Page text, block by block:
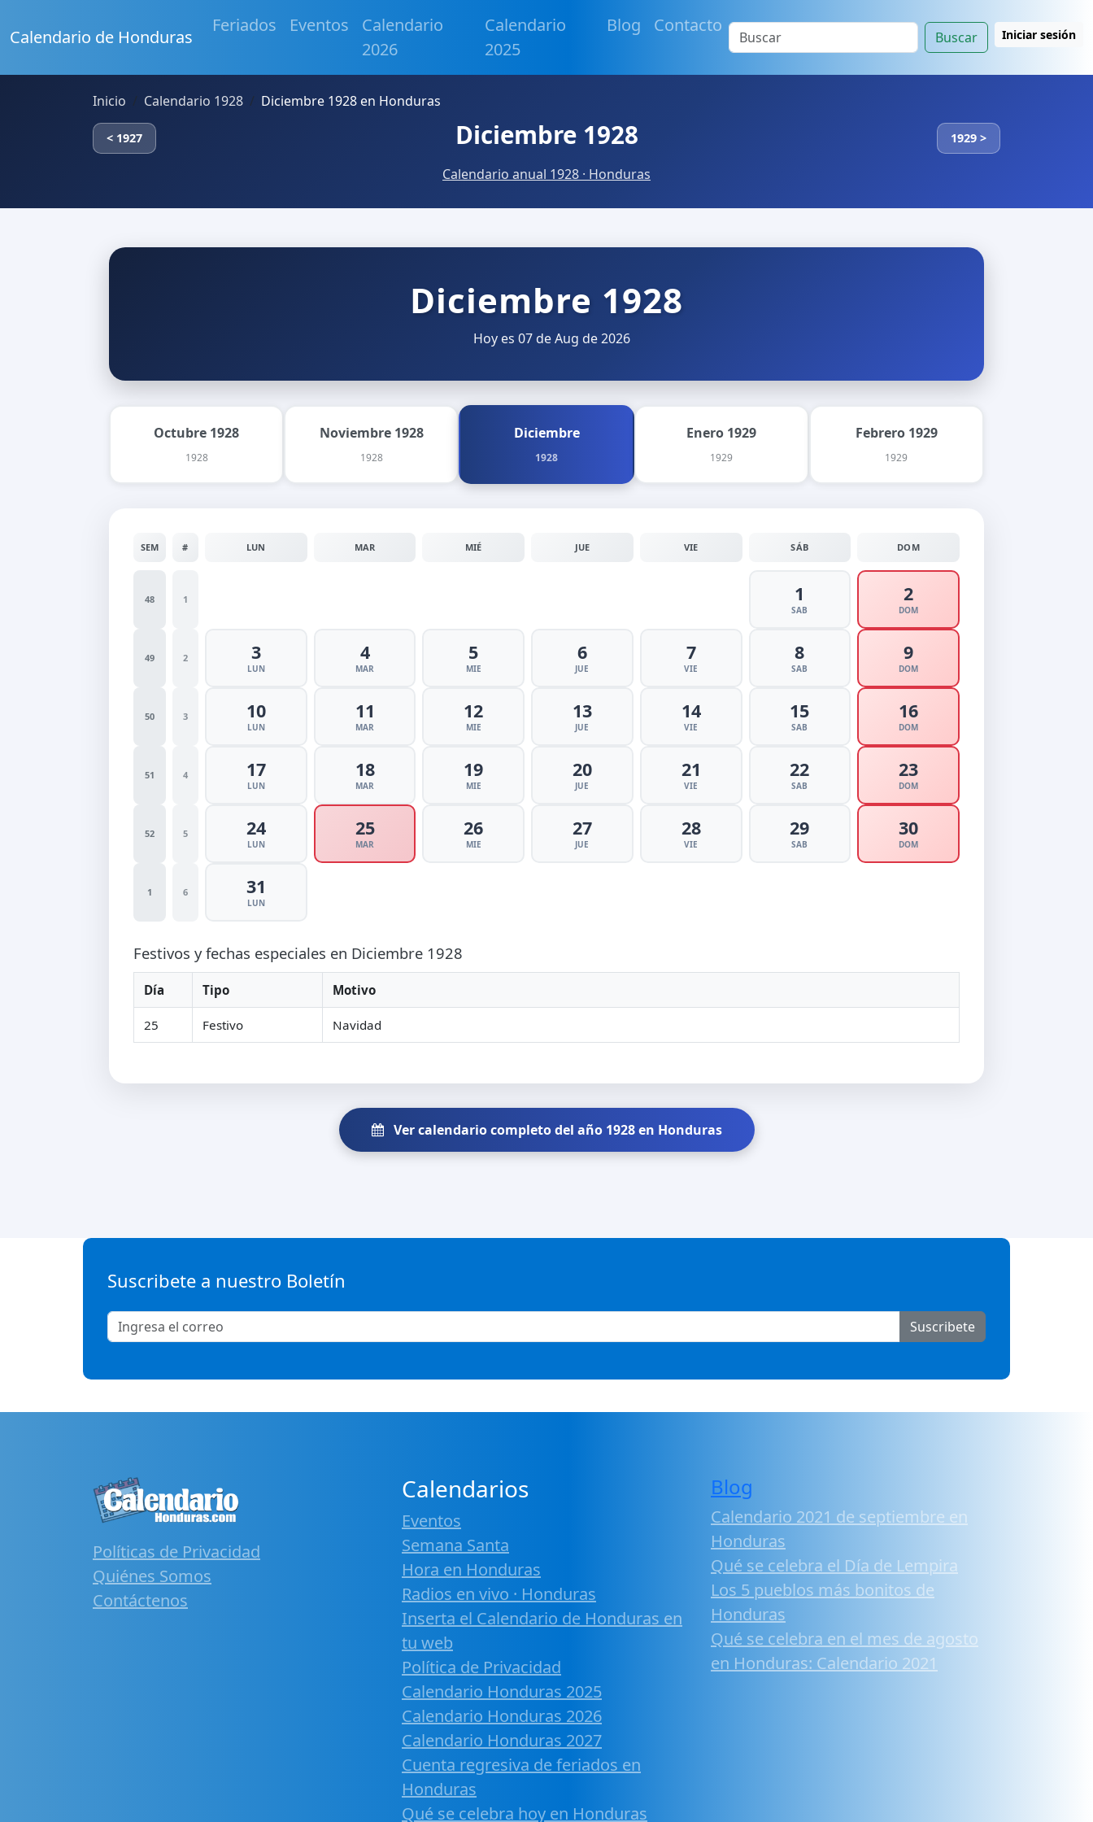
Calendario de Honduras
Feriados Eventos
Calendario
2026
Calendario
2025
Blog Contacto
Buscar Iniciar sesión
Inicio Calendario 1928 Diciembre 1928 en Honduras
< 1927 Diciembre 1928 1929 >
Calendario anual 1928 · Honduras
Diciembre 1928
Hoy es 07 de Aug de 2026
Octubre 1928
1928
Noviembre 1928
1928
Diciembre
1928
Enero 1929
1929
Febrero 1929
1929
SEM # LUN MAR MIÉ JUE VIE SÁB DOM
48 1 1
SAB
2
DOM
49 2 3
LUN
4
MAR
5
MIE
6
JUE
7
VIE
8
SAB
9
DOM
50 3 10
LUN
11
MAR
12
MIE
13
JUE
14
VIE
15
SAB
16
DOM
51 4 17
LUN
18
MAR
19
MIE
20
JUE
21
VIE
22
SAB
23
DOM
52 5 24
LUN
25
MAR
26
MIE
27
JUE
28
VIE
29
SAB
30
DOM
1 6 31
LUN
Festivos y fechas especiales en Diciembre 1928
Día Tipo Motivo
25 Festivo Navidad
Ver calendario completo del año 1928 en Honduras
Suscribete a nuestro Boletín
Suscribete
Políticas de Privacidad
Quiénes Somos
Contáctenos
Calendarios
Eventos
Semana Santa
Hora en Honduras
Radios en vivo · Honduras
Inserta el Calendario de Honduras en
tu web
Política de Privacidad
Calendario Honduras 2025
Calendario Honduras 2026
Calendario Honduras 2027
Cuenta regresiva de feriados en
Honduras
Qué se celebra hoy en Honduras
Blog
Calendario 2021 de septiembre en
Honduras
Qué se celebra el Día de Lempira
Los 5 pueblos más bonitos de
Honduras
Qué se celebra en el mes de agosto
en Honduras: Calendario 2021